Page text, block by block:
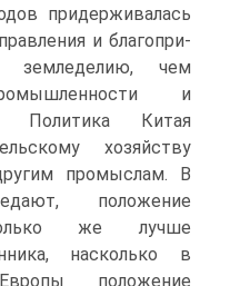
придерживалась
и благопри­
земледелию, чем
и
Политика Китая
хо­зяйству
промыслам. В
положение
же лучше
насколько в
положение